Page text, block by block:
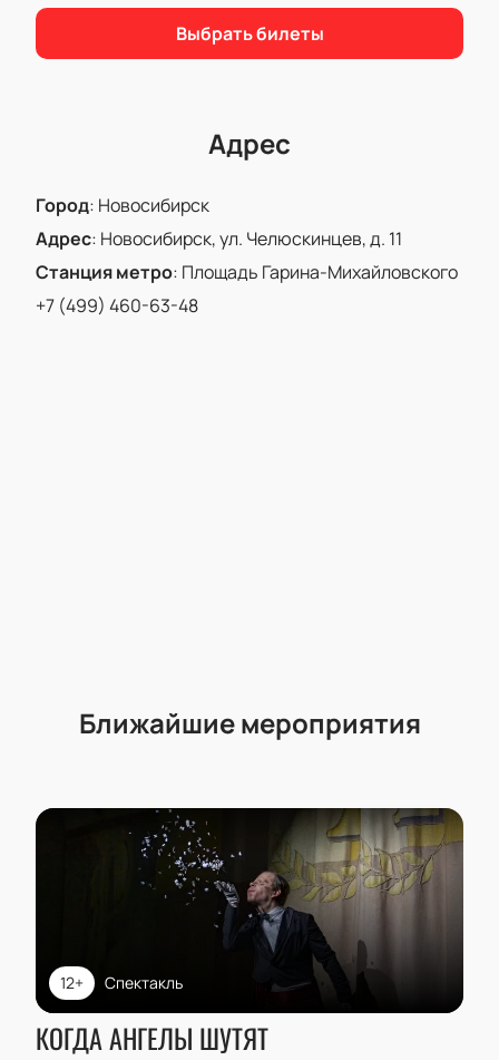
Выбрать билеты
Адрес
Город: Новосибирск
Адрес: Новосибирск, ул. Челюскинцев, д. 11
Станция метро: Площадь Гарина-Михайловского
+7 (499) 460-63-48
Ближайшие мероприятия
Спектакль
12+
КОГДА АНГЕЛЫ ШУТЯТ